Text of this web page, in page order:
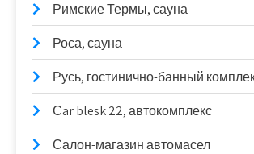
Римские Термы, сауна
Роса, сауна
Русь, гостинично-банный
Сar blesk 22, автокомплекс
Салон-магазин автомасел